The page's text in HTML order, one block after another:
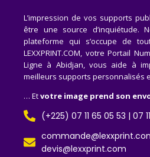
L’impression de vos supports
être une source d’inquiétude.
plateforme qui s’occupe de
LEXXPRINT.COM, votre Portail
Ligne à Abidjan, vous aide à
meilleurs supports personnalisés
… Etvotre image prend son
(+225) 07 11 65 05 53 | 07
devis@lexxprint.com